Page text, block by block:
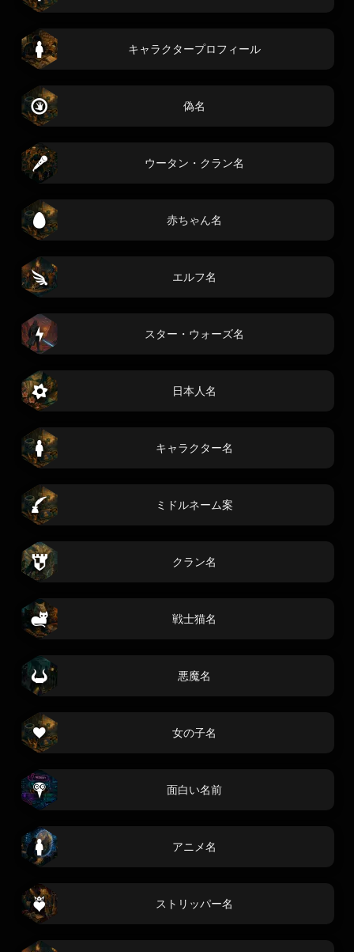
キャラクタープロフィール
偽名
ウータン・クラン名
赤ちゃん名
エルフ名
スター・ウォーズ名
日本人名
キャラクター名
ミドルネーム案
クラン名
戦士猫名
悪魔名
女の子名
面白い名前
アニメ名
ストリッパー名